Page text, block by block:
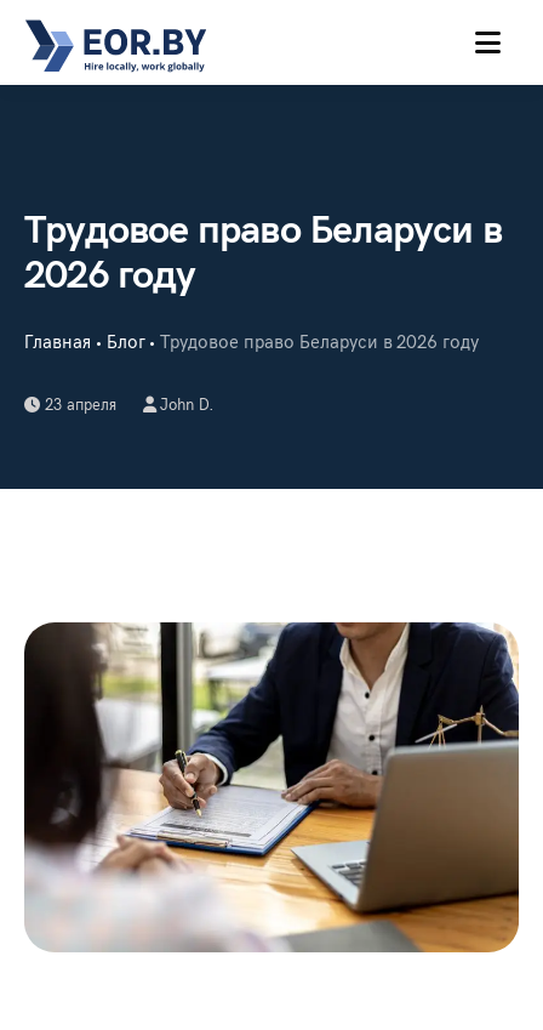
MENU
Трудовое право Беларуси в
2026 году
Главная • Блог • Трудовое право Беларуси в 2026 году
23 апреля John D.